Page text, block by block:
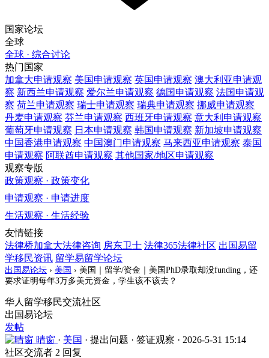
国家论坛
全球
全球 · 综合讨论
热门国家
加拿大申请观察 美国申请观察 英国申请观察 澳大利亚申请观
察 新西兰申请观察 爱尔兰申请观察 德国申请观察 法国申请观
察 荷兰申请观察 瑞士申请观察 瑞典申请观察 挪威申请观察
丹麦申请观察 芬兰申请观察 西班牙申请观察 意大利 申请观察
葡萄牙申请观察 日本申请观察 韩国申请观察 新加坡申请观察
中国香港申请观察 中国澳门申请观察 马来西亚申请观察 泰国
申请观察 阿联酋申请观察 其他国家/地区申请观察
观察专版
政策观察 · 政策变化
申请观察 · 申请进度
生活观察 · 生活经验
友情链接
法律桥加拿大法律咨询 房东卫士 法律365法律社区 出国易留
学移民资讯 留学易留学论坛
出国易论坛 › 美国 › 美国｜留学/资金｜美国PhD录取却没funding，还
要求证明每年3万多美元资金，学生该不该去？
华人留学移民交流社区
出国易论坛
发帖
晴窗 · 美国 · 提出问题 · 签证观察 · 2026-5-31 15:14
社区交流者 2 回复